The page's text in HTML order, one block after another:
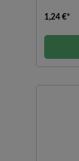
1,24 €*